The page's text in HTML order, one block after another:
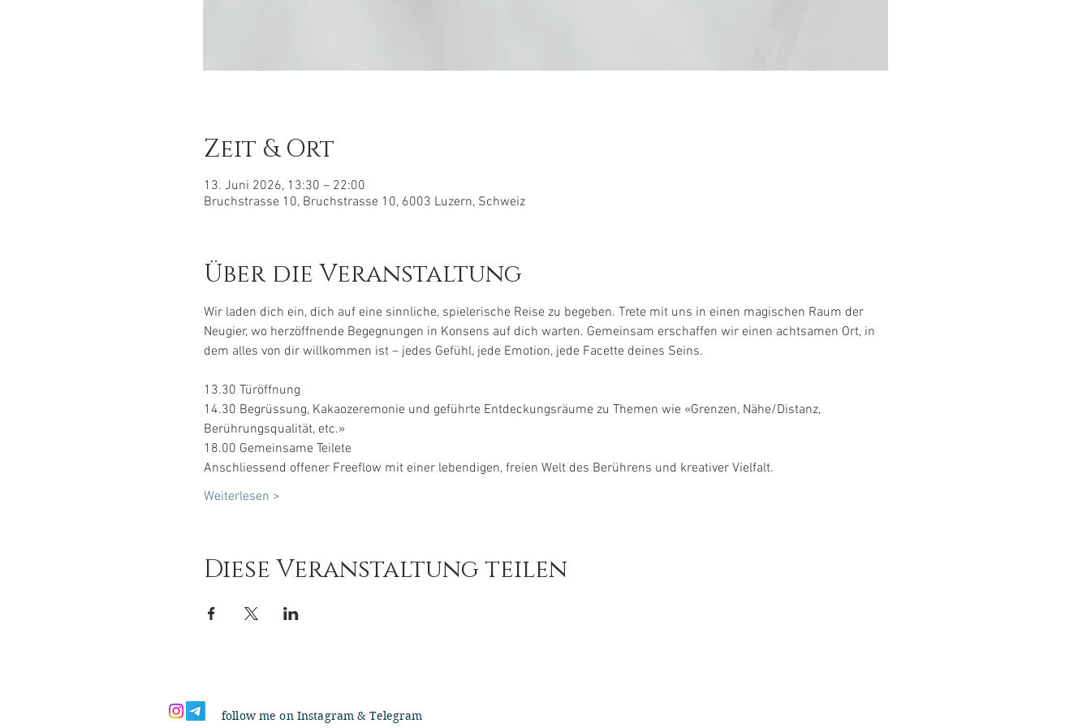
Zeit & Ort
13. Juni 2026, 13:30 – 22:00
Bruchstrasse 10, Bruchstrasse 10, 6003 Luzern, Schweiz
Über die Veranstaltung
Wir laden dich ein, dich auf eine sinnliche, spielerische Reise zu begeben. Trete mit uns in einen magischen Raum der
Neugier, wo herzöffnende Begegnungen in Konsens auf dich warten. Gemeinsam erschaffen wir einen achtsamen Ort, in
dem alles von dir willkommen ist – jedes Gefühl, jede Emotion, jede Facette deines Seins.
13.30 Türöffnung
14.30 Begrüssung, Kakaozeremonie und geführte Entdeckungsräume zu Themen wie «Grenzen, Nähe/Distanz,
Berührungsqualität, etc.»
18.00 Gemeinsame Teilete
Anschliessend offener Freeflow mit einer lebendigen, freien Welt des Berührens und kreativer Vielfalt.
Weiterlesen >
Diese Veranstaltung teilen
follow me on Instagram & Telegram